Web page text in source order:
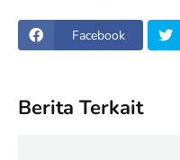
Facebook
Berita Terkait